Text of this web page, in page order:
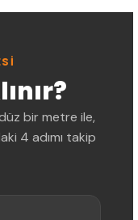
bir metre ile,
4 adımı takip